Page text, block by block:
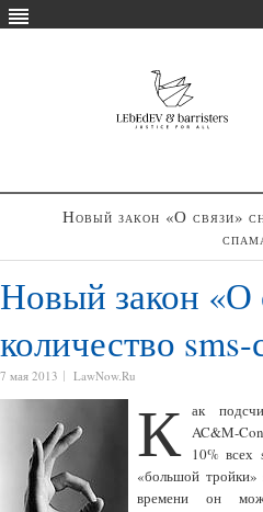
Новый закон «О связи»
Новый закон «О
количество
7 мая 2013 LawNow.Ru
К ак
AC&M-
10% всех
«большой
времени он